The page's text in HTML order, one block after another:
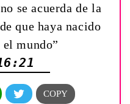
se acuerda de la
que haya nacido
mundo”